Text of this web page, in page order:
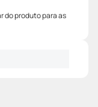
do produto para as